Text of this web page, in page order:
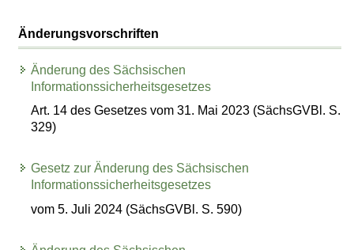
Änderungsvorschriften
Änderung des Sächsischen
Informationssicherheitsgesetzes
Art. 14 des Gesetzes vom 31. Mai 2023 (SächsGVBl. S.
329)
Gesetz zur Änderung des Sächsischen
Informationssicherheitsgesetzes
vom 5. Juli 2024 (SächsGVBl. S. 590)